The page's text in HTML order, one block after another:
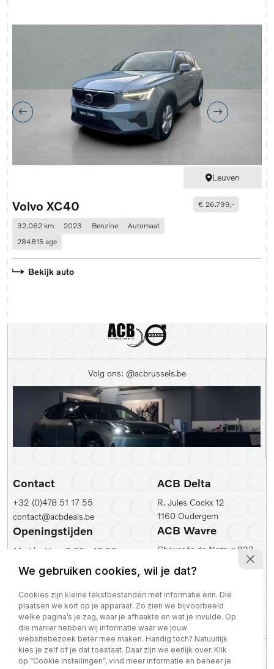
Leuven
Volvo XC40
32.062 km 2023 Benzine
Automaat
284815 age
€ 26.799,-
Bekijk auto
Volg ons: @acbrussels.be
Contact
+32 (0)478 51 17 55
contact@acbdeals.be
Openingstijden
Ma t/m Vr:
9.00 - 18.00
Zaterdag:
10.00 - 17.00
ACB Zaventem
Leuvensesteenweg 430
1930 Zaventem
ACB Delta
R. Jules Cockx 12
1160 Oudergem
ACB Wavre
Chaussée de Namur 233
ACB Leuven
Ambachtenlaan 2
3001 Leuven
Privacy policy
BTW nummer: BE 0821 129 645
We gebruiken cookies, wil je dat?
Cookies zijn kleine tekstbestanden met informatie erin. Die
plaatsen we kort op je apparaat. Zo zien we bijvoorbeeld
welke pagina’s je zag, waar je afhaakte en wat je invulde. Op
die manier hebben wij informatie waar we jouw
websitebezoek beter mee maken. Handig toch? Natuurlijk
kies je zelf of je dat toestaat. Daar zijn we eerlijk over. Klik
op “Cookie instellingen”, vind meer informatie en beheer je